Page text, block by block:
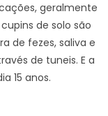
geralmente
de solo são
de fezes, saliva e
de tuneis. E a
15 anos.